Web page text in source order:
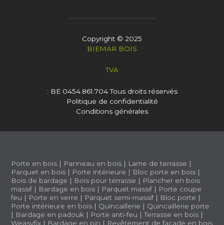
Copyright © 2025
BIEMAR BOIS
TVA
: BE 0454.861.704Tous droits réservés
Politique de confidentialité
Conditions générales
Porte en bois | Panneau en bois | Lame de terrasse |
Parquet en bois | Porte intérieure | Bloc porte en bois |
Bois de bardage | Bois pour terrasse | Plancher en bois
massif| Bardage en bois | Parquet massif| Porte coupe
feu | Porte en verre | Parquet semi-massif| Bloc porte |
Porte intérieure en bois | Quincaillerie | Quincaillerie porte
| Bardage en padouk | Porte anti-feu |Terrasse en bois |
Weasyfix | Bardage en pin | Revêtement de façade en bois